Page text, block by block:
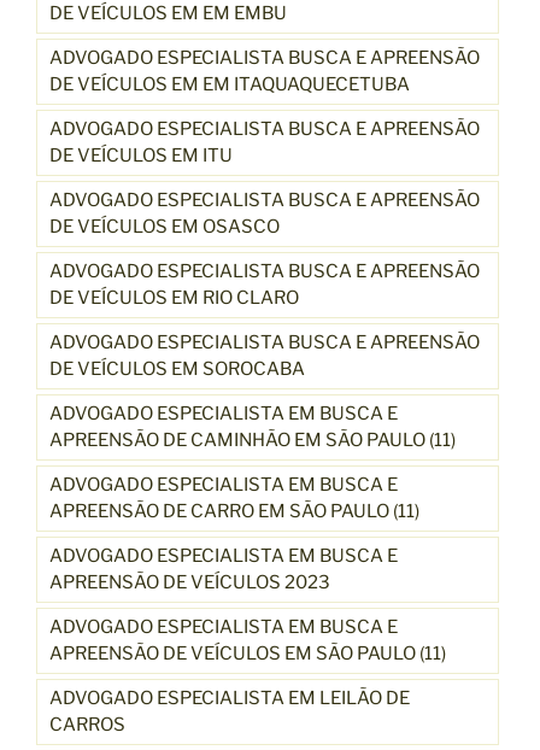
DE VEÍCULOS EM EM EMBU
ADVOGADO ESPECIALISTA BUSCA E APREENSÃO
DE VEÍCULOS EM EM ITAQUAQUECETUBA
ADVOGADO ESPECIALISTA BUSCA E APREENSÃO
DE VEÍCULOS EM ITU
ADVOGADO ESPECIALISTA BUSCA E APREENSÃO
DE VEÍCULOS EM OSASCO
ADVOGADO ESPECIALISTA BUSCA E APREENSÃO
DE VEÍCULOS EM RIO CLARO
ADVOGADO ESPECIALISTA BUSCA E APREENSÃO
DE VEÍCULOS EM SOROCABA
ADVOGADO ESPECIALISTA EM BUSCA E
APREENSÃO DE CAMINHÃO EM SÃO PAULO (11)
ADVOGADO ESPECIALISTA EM BUSCA E
APREENSÃO DE CARRO EM SÃO PAULO (11)
ADVOGADO ESPECIALISTA EM BUSCA E
APREENSÃO DE VEÍCULOS 2023
ADVOGADO ESPECIALISTA EM BUSCA E
APREENSÃO DE VEÍCULOS EM SÃO PAULO (11)
ADVOGADO ESPECIALISTA EM LEILÃO DE
CARROS